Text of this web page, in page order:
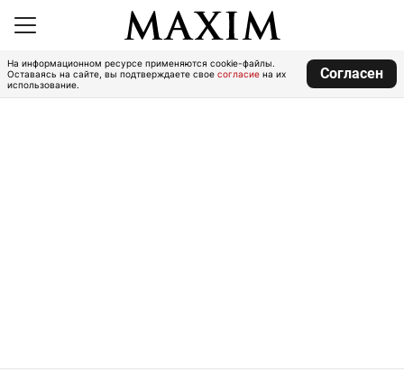
На информационном ресурсе применяются cookie-файлы.
Оставаясь на сайте, вы подтверждаете свое согласие на их
использование.
Согласен